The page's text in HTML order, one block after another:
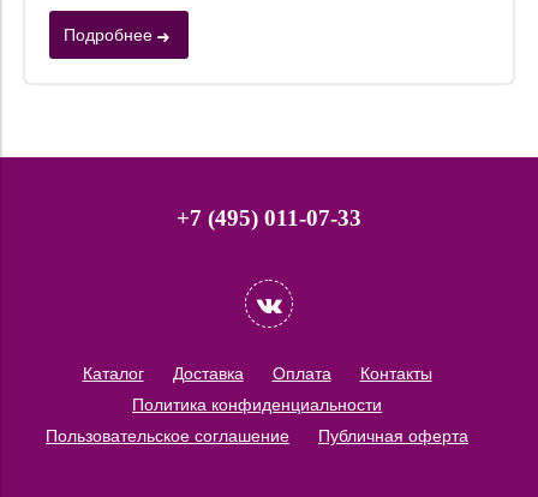
Подробнее
+7 (495) 011-07-33
Каталог Доставка Оплата
Контакты
Политика конфиденциальности
Пользовательское соглашение
Публичная оферта